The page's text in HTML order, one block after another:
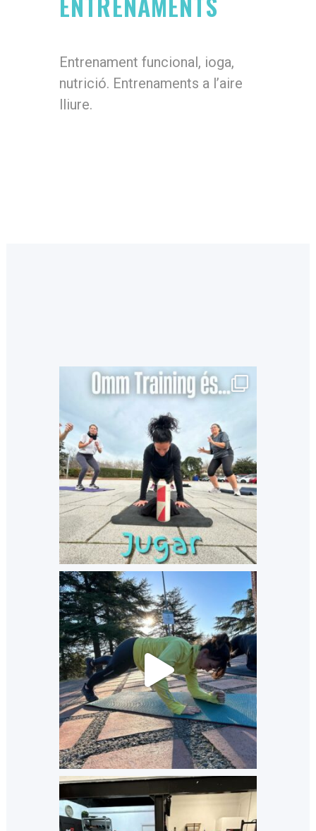
Entrenament funcional, ioga,
nutrició. Entrenaments a l’aire
lliure.